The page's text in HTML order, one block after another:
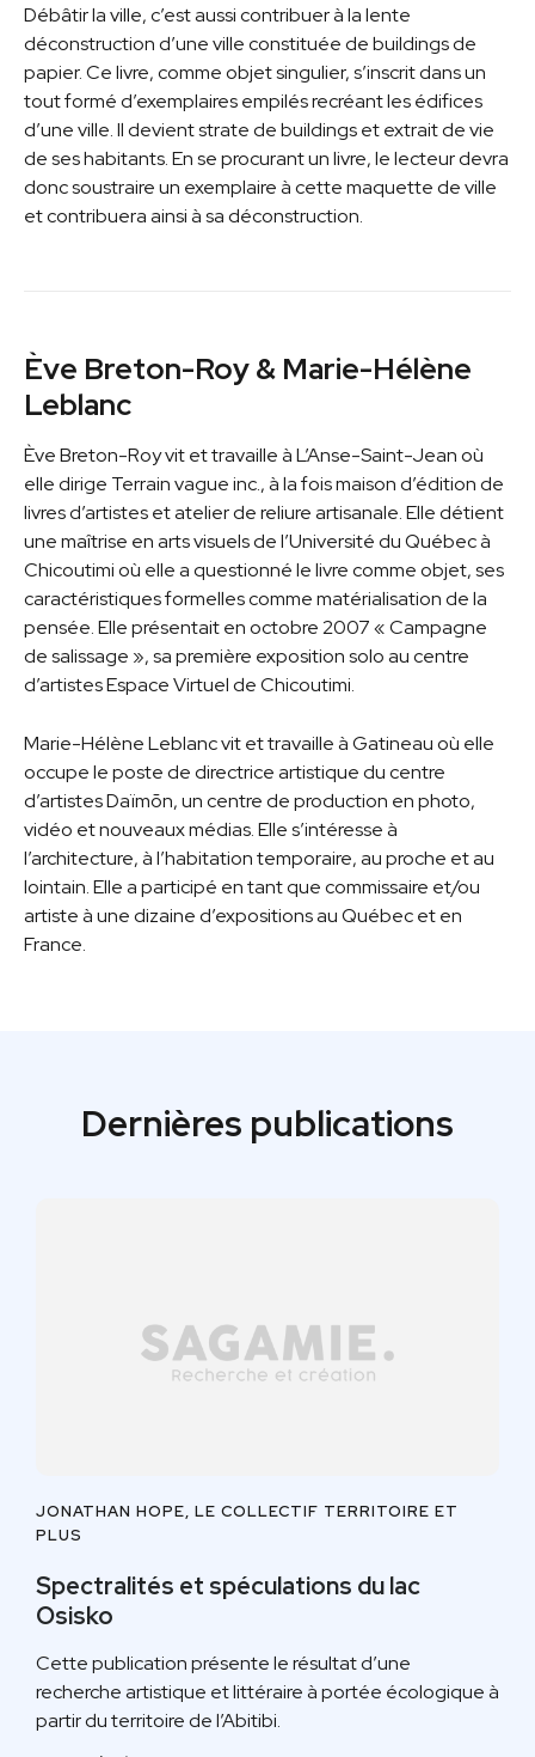
Débâtir la ville, c’est aussi contribuer à la lente
déconstruction d’une ville constituée de buildings de
papier. Ce livre, comme objet singulier, s’inscrit dans un
tout formé d’exemplaires empilés recréant les édifices
d’une ville. Il devient strate de buildings et extrait de vie
de ses habitants. En se procurant un livre, le lecteur devra
donc soustraire un exemplaire à cette maquette de ville
et contribuera ainsi à sa déconstruction.
Ève Breton-Roy & Marie-Hélène
Leblanc
Ève Breton-Roy vit et travaille à L’Anse-Saint-Jean où
elle dirige Terrain vague inc., à la fois maison d’édition de
livres d’artistes et atelier de reliure artisanale. Elle détient
une maîtrise en arts visuels de l’Université du Québec à
Chicoutimi où elle a questionné le livre comme objet, ses
caractéristiques formelles comme matérialisation de la
pensée. Elle présentait en octobre 2007 « Campagne
de salissage », sa première exposition solo au centre
d’artistes Espace Virtuel de Chicoutimi.
Marie-Hélène Leblanc vit et travaille à Gatineau où elle
occupe le poste de directrice artistique du centre
d’artistes Daïmõn, un centre de production en photo,
vidéo et nouveaux médias. Elle s’intéresse à
l’architecture, à l’habitation temporaire, au proche et au
lointain. Elle a participé en tant que commissaire et/ou
artiste à une dizaine d’expositions au Québec et en
France.
Dernières publications
JONATHAN HOPE, LE COLLECTIF TERRITOIRE ET
PLUS
Spectralités et spéculations du lac
Osisko
Cette publication présente le résultat d’une
recherche artistique et littéraire à portée écologique à
partir du territoire de l’Abitibi.